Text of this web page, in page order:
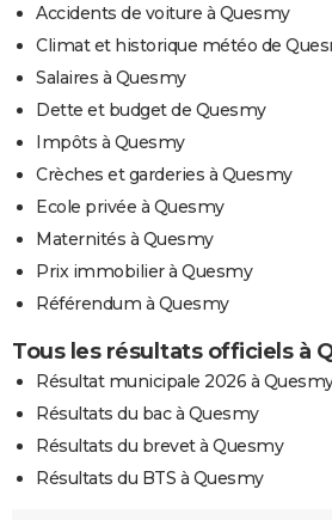
Accidents de voiture à Quesmy
Climat et historique météo de
Salaires à Quesmy
Dette et budget de Quesmy
Impôts à Quesmy
Crèches et garderies à Quesmy
Ecole privée à Quesmy
Maternités à Quesmy
Prix immobilier à Quesmy
Référendum à Quesmy
Tous les résultats officiels à
Résultat municipale 2026 à
Résultats du bac à Quesmy
Résultats du brevet à Quesmy
Résultats du BTS à Quesmy